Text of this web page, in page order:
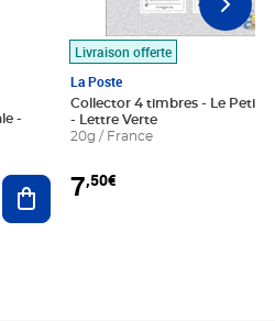
Ajouter au panier
Livraison offerte
La Poste
Collector 4 timbres - Le Petit
- Lettre Verte
20g / France
7,50€